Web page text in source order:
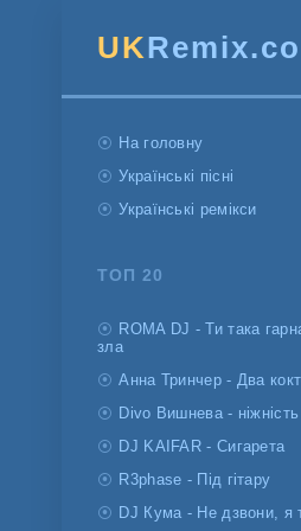
UK
На головну
Українські пісні
Українські ремікси
ТОП 20
ROMA DJ - Ти така
зла
Анна Тринчер - Два
Divo Вишнева -
DJ KAIFAR - Сигарета
R3phase - Під гітару
DJ Кума - Не дзвони, я